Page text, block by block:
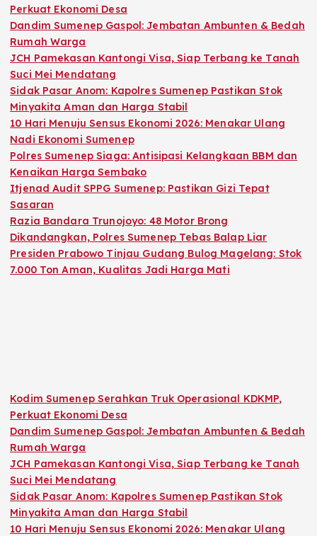
Perkuat Ekonomi Desa
Dandim Sumenep Gaspol: Jembatan Ambunten & Bedah
Rumah Warga
JCH Pamekasan Kantongi Visa, Siap Terbang ke Tanah
Suci Mei Mendatang
Sidak Pasar Anom: Kapolres Sumenep Pastikan Stok
Minyakita Aman dan Harga Stabil
10 Hari Menuju Sensus Ekonomi 2026: Menakar Ulang
Nadi Ekonomi Sumenep
Polres Sumenep Siaga: Antisipasi Kelangkaan BBM dan
Kenaikan Harga Sembako
Itjenad Audit SPPG Sumenep: Pastikan Gizi Tepat
Sasaran
Razia Bandara Trunojoyo: 48 Motor Brong
Dikandangkan, Polres Sumenep Tebas Balap Liar
Presiden Prabowo Tinjau Gudang Bulog Magelang: Stok
7.000 Ton Aman, Kualitas Jadi Harga Mati
Kodim Sumenep Serahkan Truk Operasional KDKMP,
Perkuat Ekonomi Desa
Dandim Sumenep Gaspol: Jembatan Ambunten & Bedah
Rumah Warga
JCH Pamekasan Kantongi Visa, Siap Terbang ke Tanah
Suci Mei Mendatang
Sidak Pasar Anom: Kapolres Sumenep Pastikan Stok
Minyakita Aman dan Harga Stabil
10 Hari Menuju Sensus Ekonomi 2026: Menakar Ulang